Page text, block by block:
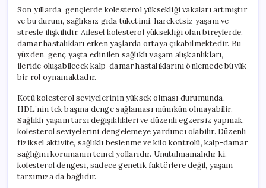
Son yıllarda, gençlerde kolesterol yüksekliği vakaları artmıştır
ve bu durum, sağlıksız gıda tüketimi, hareketsiz yaşam ve
stresle ilişkilidir. Ailesel kolesterol yüksekliği olan bireylerde,
damar hastalıkları erken yaşlarda ortaya çıkabilmektedir. Bu
yüzden, genç yaşta edinilen sağlıklı yaşam alışkanlıkları,
ileride oluşabilecek kalp-damar hastalıklarını önlemede büyük
bir rol oynamaktadır.
Kötü kolesterol seviyelerinin yüksek olması durumunda,
HDL’nin tek başına denge sağlaması mümkün olmayabilir.
Sağlıklı yaşam tarzı değişiklikleri ve düzenli egzersiz yapmak,
kolesterol seviyelerini dengelemeye yardımcı olabilir. Düzenli
fiziksel aktivite, sağlıklı beslenme ve kilo kontrolü, kalp-damar
sağlığını korumanın temel yollarıdır. Unutulmamalıdır ki,
kolesterol dengesi, sadece genetik faktörlere değil, yaşam
tarzımıza da bağlıdır.